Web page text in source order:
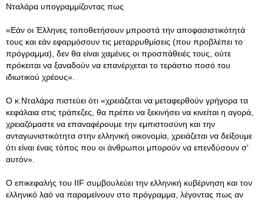
Νταλάρα υπογραμμίζοντας πως
«Εάν οι Έλληνες τοποθετήσουν μπροστά την αποφασιστικότητά
τους και εάν εφαρμόσουν τις μεταρρυθμίσεις (που προβλέπει το
πρόγραμμα), δεν θα είναι χαμένες οι προσπάθειές τους, ούτε
πρόκειται να ξαναδούν να επανέρχεται το τεράστιο ποσό του
ιδιωτικού χρέους».
Ο κ.Νταλάρα πιστεύει ότι «χρειάζεται να μεταφερθούν γρήγορα τα
κεφάλαια στις τράπεζες, θα πρέπει να ξεκινήσει να κινείται η αγορά,
χρειαζόμαστε να επαναφέρουμε την εμπιστοσύνη και την
ανταγωνιστικότητα στην ελληνική οικονομία, χρειάζεται να δείξουμε
ότι είναι ένας τόπος που οι άνθρωποι μπορούν να επενδύσουν σ'
αυτόν».
Ο επικεφαλής του IIF συμβουλεύει την ελληνική κυβέρνηση και τον
ελληνικό λαό να παραμείνουν στο πρόγραμμα, λέγοντας πως αν